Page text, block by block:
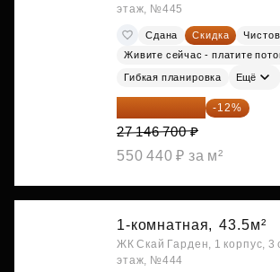
этаж, №445
Сдана Скидка
Живите сейчас - платите
Гибкая планировка Ещё
23 889 096 ₽ -12%
27 146 700 ₽
550 440 ₽ за м²
1-комнатная, 43.5м²
ЖК Скай Гарден, 1 корпус, 3
этаж, №444